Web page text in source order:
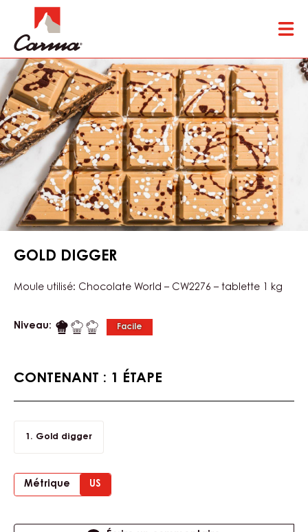
to
main
content
GOLD DIGGER
Moule utilisé: Chocolate World – CW2276 – tablette 1 kg
Niveau: Facile
CONTENANT : 1 ÉTAPE
Gold digger
Métrique US